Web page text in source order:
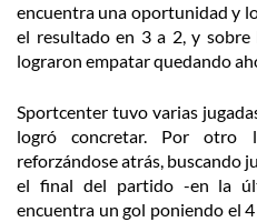
encuentra una oportunidad y
el resultado en 3 a 2, y
lograron empatar quedando
Sportcenter tuvo varias
logró concretar. Por otro
reforzándose atrás, buscando
el final del partido -en la
encuentra un gol poniendo el